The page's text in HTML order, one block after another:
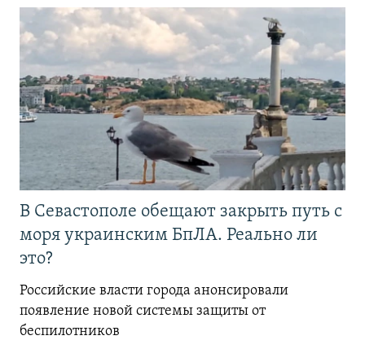
В Севастополе обещают закрыть путь с
моря украинским БпЛА. Реально ли
это?
Российские власти города анонсировали
появление новой системы защиты от
беспилотников